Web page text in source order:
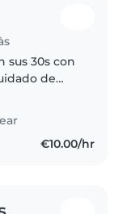
sus 30s con
de
auxilios y
las
€10.00/hr